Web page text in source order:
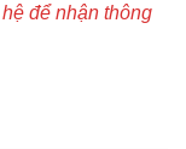
để nhận thông